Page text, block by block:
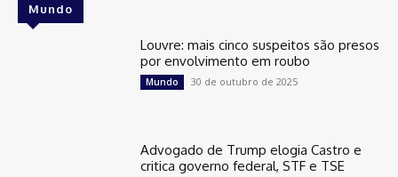
Mundo
Louvre: mais cinco suspeitos são presos
por envolvimento em roubo
Mundo 30 de outubro de 2025
Advogado de Trump elogia Castro e
critica governo federal, STF e TSE